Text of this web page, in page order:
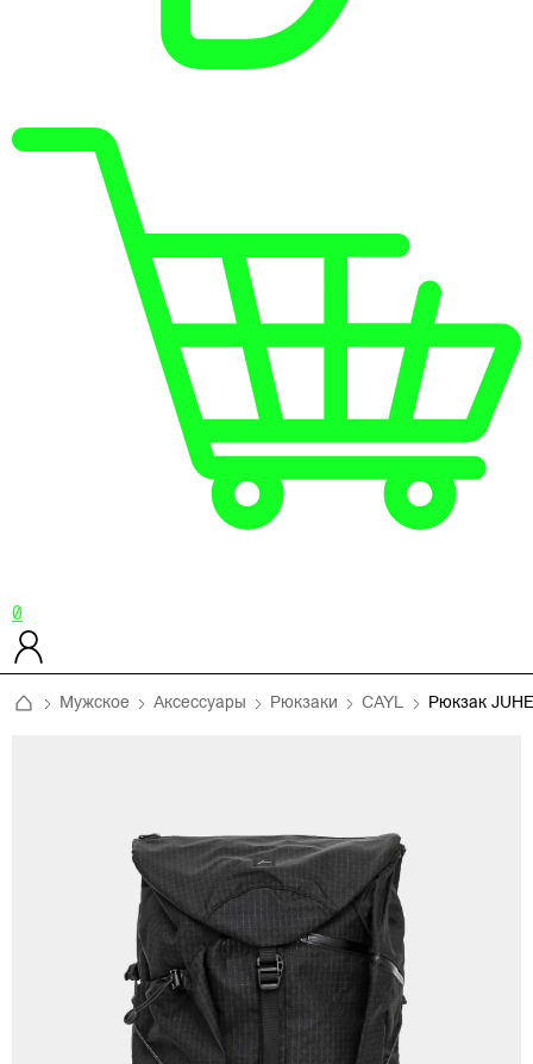
0
Мужское Аксессуары Рюкзаки CAYL Рюкзак